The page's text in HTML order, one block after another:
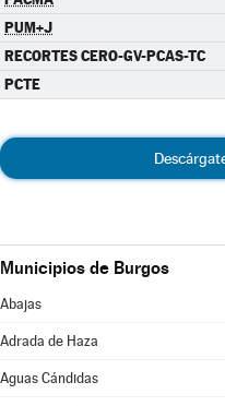
PUM+J
RECORTES CERO-GV-PCAS-TC
PCTE
Municipios de Burgos
Abajas
Adrada de Haza
Aguas Cándidas